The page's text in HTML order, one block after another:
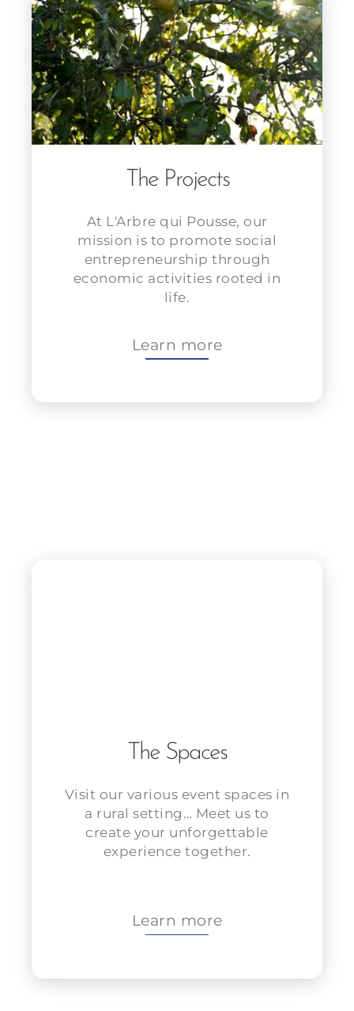
The Projects
At L'Arbre qui Pousse, our
mission is to promote social
entrepreneurship through
economic activities rooted in
life.
Learn more
The Spaces
Visit our various event spaces in
a rural setting… Meet us to
create your unforgettable
experience together.
Learn more